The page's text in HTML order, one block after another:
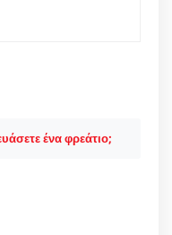
ένα φρεάτιο;